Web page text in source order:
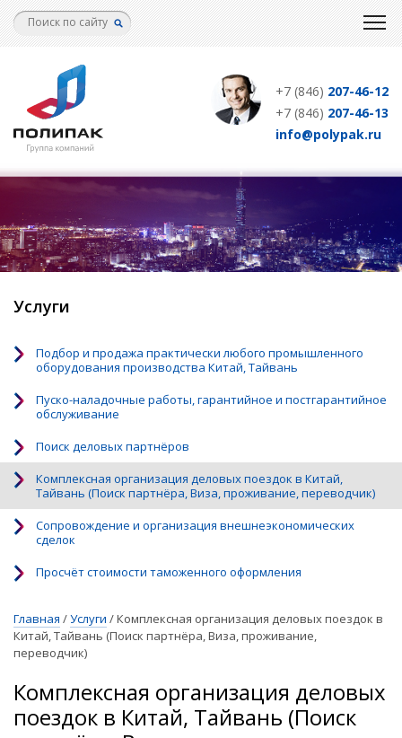
Перейти
к
+7 (846) 207-46-12
+7 (846) 207-46-13
info@polypak.ru
Услуги
Подбор и продажа практически любого промышленного
оборудования производства Китай, Тайвань
Пуско-наладочные работы, гарантийное и постгарантийное
обслуживание
Поиск деловых партнёров
Комплексная организация деловых поездок в Китай,
Тайвань (Поиск партнёра, Виза, проживание, переводчик)
Сопровождение и организация внешнеэкономических
сделок
Просчёт стоимости таможенного оформления
Главная /Услуги /Комплексная организация деловых поездок в
Китай, Тайвань (Поиск партнёра, Виза, проживание,
переводчик)
Комплексная организация деловых
поездок в Китай, Тайвань (Поиск